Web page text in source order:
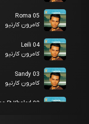
05 Roma
کامرون کارتیو
04 Leili
کامرون کارتیو
03 Sandy
کامرون کارتیو
02 Henna Ft Khaled